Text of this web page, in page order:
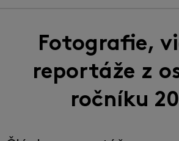
Fotografie,
reportáže z
ročníku